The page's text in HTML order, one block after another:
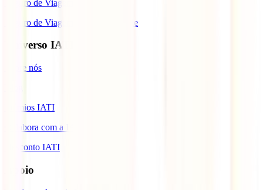
Seguro de Viagem para Tailândia
Seguro de Viagem para Cabo Verde
Universo IATI
Sobre nós
Prémios IATI
Colabora com a IATI
Desconto IATI
Apoio